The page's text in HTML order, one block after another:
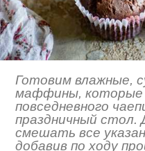
Готовим влажные,
маффины, которые
повседневного
праздничный
смешать все
добавив по ходу